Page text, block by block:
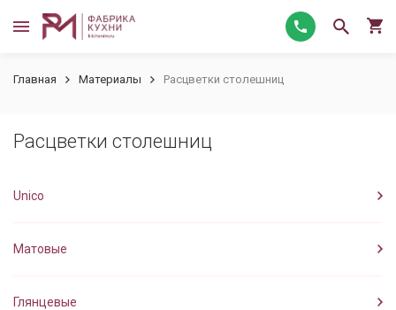
Главная Материалы Расцветки столешниц
Расцветки столешниц
Unico
Матовые
Глянцевые